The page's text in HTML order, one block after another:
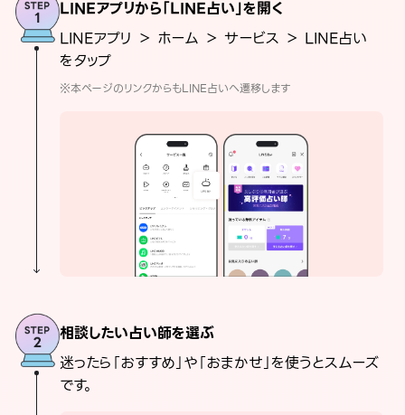
LINEアプリから「LINE占い」を開く
LINEアプリ ＞ ホーム ＞ サービス ＞ LINE占い
をタップ
※本ページのリンクからもLINE占いへ遷移します
相談したい占い師を選ぶ
迷ったら「おすすめ」や「おまかせ」を使うとスムーズ
です。